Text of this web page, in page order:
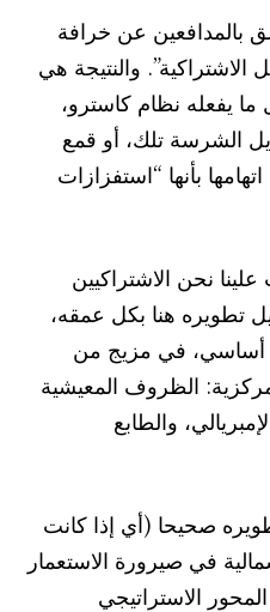
بالمدافعين عن خرافة
الاشتراكية”. والنتيجة هي
يفعله نظام كاسترو،
الشرسة تلك، أو قمع
بأنها “استفزازات
نحن الاشتراكيين
تطويره هنا بكل عمقه،
أساسي، في مزيج من
الظروف المعيشية
والطابع
صحيحا (أي إذا كانت
في صيرورة الاستعمار
الاستراتيجي